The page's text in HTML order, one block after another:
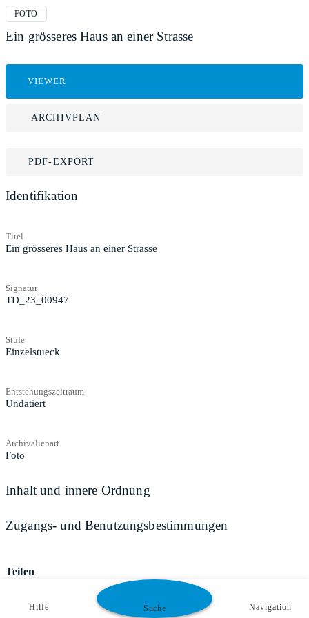
FOTO
Ein grösseres Haus an einer Strasse
VIEWER
ARCHIVPLAN
PDF-EXPORT
Identifikation
Titel
Ein grösseres Haus an einer Strasse
Signatur
TD_23_00947
Stufe
Einzelstueck
Entstehungszeitraum
Undatiert
Archivalienart
Foto
Inhalt und innere Ordnung
Zugangs- und Benutzungsbestimmungen
Teilen
Hilfe Suche Navigation